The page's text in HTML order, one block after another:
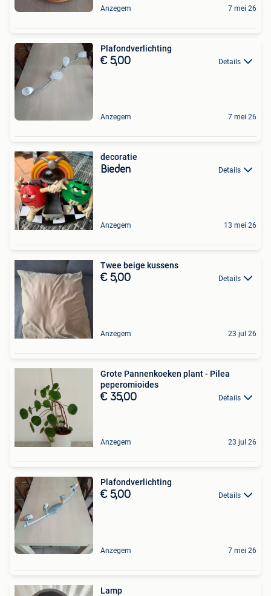
Anzegem 7 mei 26
Plafondverlichting
€ 5,00 Details
Anzegem 7 mei 26
decoratie
Bieden Details
Anzegem 13 mei 26
Twee beige kussens
€ 5,00 Details
Anzegem 23 jul 26
Grote Pannenkoeken plant - Pilea
peperomioides
€ 35,00 Details
Anzegem 23 jul 26
Plafondverlichting
€ 5,00 Details
Anzegem 7 mei 26
Lamp